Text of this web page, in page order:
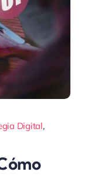
Digital,